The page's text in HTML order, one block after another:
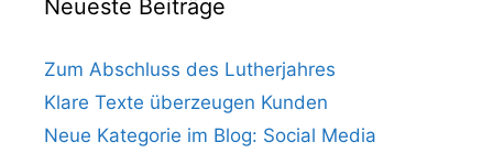
Neueste Beiträge
Zum Abschluss des Lutherjahres
Klare Texte überzeugen Kunden
Neue Kategorie im Blog: Social Media